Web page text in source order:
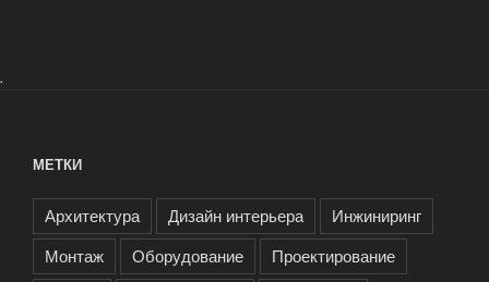
.
МЕТКИ
Архитектура Дизайн интерьера
Инжиниринг
Монтаж
Оборудование
Проектирование